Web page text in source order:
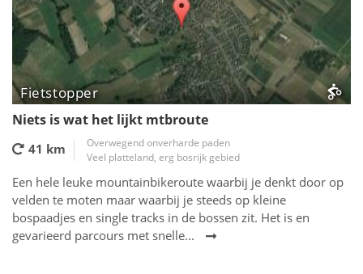
Fietstopper
Niets is wat het lijkt mtbroute
41 km
Overwegend onverharde paden
Veel platteland, erg bosrijk gebied
Een hele leuke mountainbikeroute waarbij je denkt door op
velden te moten maar waarbij je steeds op kleine
bospaadjes en single tracks in de bossen zit. Het is en
gevarieerd parcours met snelle...